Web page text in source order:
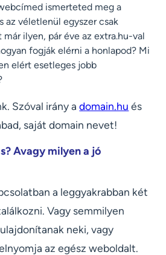
ismerteted meg a
az véletlenül egyszer csak
ilyen, pár éve az extra.hu-val
fogják elérni a honlapod? Mi
elért esetleges jobb
Szóval irány adomain.hu és
saját domain nevet!
Avagy milyen a jó
a leggyakrabban két
Vagy semmilyen
neki, vagy
az egész weboldalt.